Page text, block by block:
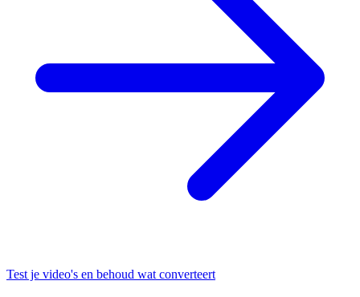
Test je video's en behoud wat converteert